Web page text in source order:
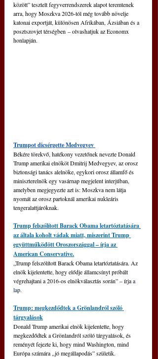
között” tesztelt fegyverrendszerek alapot teremtenek
arra, hogy Moszkva 2026-tól még tovább növelje
katonai exportját, különösen Afrikában, Ázsiában és a
posztszovjet térségben – olvashatjuk az Economx
honlapján.
Trumpot dicsérgette Medvegyev
Békére törekvő, hatékony vezetőnek nevezte Donald
Trump amerikai elnököt Dmitrij Medvegyev, az orosz
biztonsági tanács alelnöke, egykori orosz államfő és
miniszterelnök egy vasárnap megjelent interjúban,
amelyben megjegyezte azt is: Moszkva nem látja
nyomát az orosz partoknál amerikai nukleáris
tengeralattjáróknak.
Trump felszólított Barack Obama letartóztatására
az általa koholt vádak miatt, miszerint Trump
együttműködött Oroszországgal – írja az
American Conservative.
„Trump felszólított Barack Obama letartóztatására. Az
elnök kijelentette, hogy elődje államcsínyt próbált
végrehajtani a 2016-os elnökválasztás során” – írja a
lap.
Trump: megkezdődtek a Grönlandról szóló
tárgyalások
Donald Trump amerikai elnök kijelentette, hogy
megkezdődtek a Grönlandról szóló tárgyalások, és
reményét fejezte ki, hogy mind Washington, mind
Európa számára „jó megállapodás” születik.